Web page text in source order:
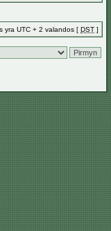
yra UTC + 2 valandos [ DST ]